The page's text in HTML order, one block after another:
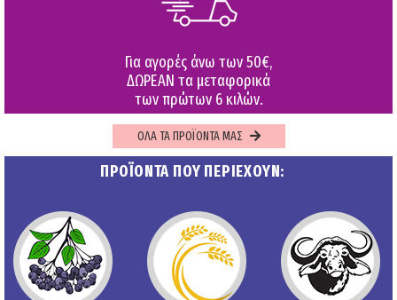
Για αγορές άνω των 50€,
ΔΩΡΕΑΝ τα μεταφορικά
των πρώτων 6 κιλών.
ΟΛΑ ΤΑ ΠΡΟΪΟΝΤΑ ΜΑΣ
ΠΡΟΪΟΝΤΑ ΠΟΥ ΠΕΡΙΕΧΟΥΝ: